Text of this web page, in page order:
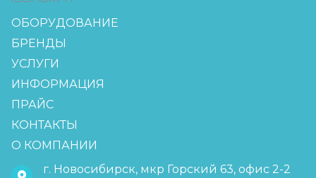
ОБОРУДОВАНИЕ
БРЕНДЫ
УСЛУГИ
ИНФОРМАЦИЯ
ПРАЙС
КОНТАКТЫ
О КОМПАНИИ
г. Новосибирск, мкр Горский 63, офис 2-2